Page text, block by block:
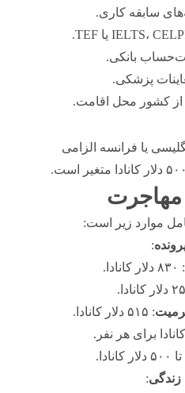
سابقه کاری.
بانکی.
پزشکی.
از کشور محل اقامت.
یا فرانسه الزامی
مهاجرت
موارد زیر است:
:
: ۵۱۵ دلار کانادا.
زندگی: